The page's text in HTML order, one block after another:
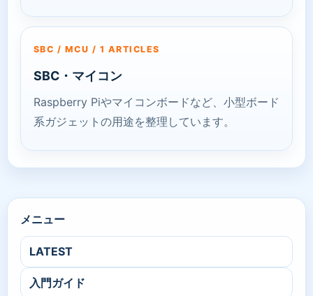
メニュー
LATEST
入門ガイド
SBC / MCU / 1 ARTICLES
SBC・マイコン
Raspberry Piやマイコンボードなど、小型ボード
系ガジェットの用途を整理しています。